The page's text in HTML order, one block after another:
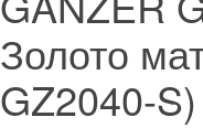
Золото
GZ2040-S)